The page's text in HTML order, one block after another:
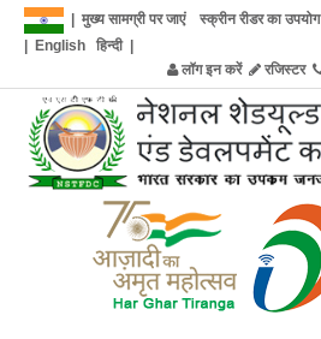
मुख्य सामग्री पर जाएं स्क्रीन रीडर का उपयोग
English हिन्दी|
लॉग इन करें
रजिस्टर